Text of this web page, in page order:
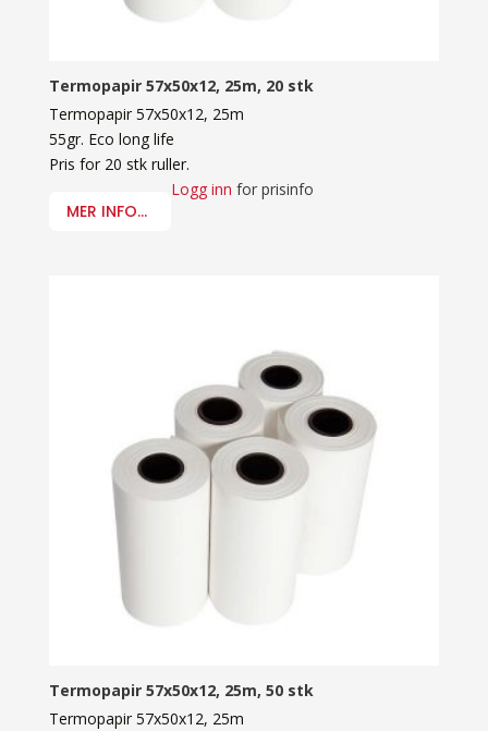
Termopapir 57x50x12, 25m, 20 stk
Termopapir 57x50x12, 25m
55gr. Eco long life
Pris for 20 stk ruller.
MER INFO...
Logg inn for prisinfo
Termopapir 57x50x12, 25m, 50 stk
Termopapir 57x50x12, 25m